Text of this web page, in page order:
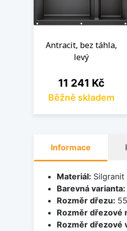
Antracit, bez táhla,
levý
Cena
11 241 Kč
Běžně skladem
Informace
Materiál: Silgranit
Barevná varianta:
Rozměr dřezu:
Rozměr dřezové
Rozměr dřezové